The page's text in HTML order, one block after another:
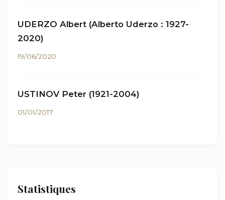
UDERZO Albert (Alberto Uderzo : 1927-
2020)
19/06/2020
USTINOV Peter (1921-2004)
01/01/2017
Statistiques